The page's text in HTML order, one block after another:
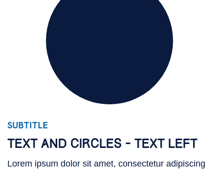
Subtitle
SUBTITLE
TEXT AND CIRCLES - TEXT LEFT
Lorem ipsum dolor sit amet, consectetur adipiscing